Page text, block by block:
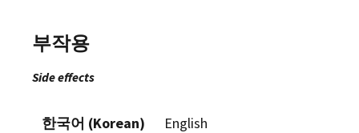
부작용
Side effects
한국어 (Korean) English